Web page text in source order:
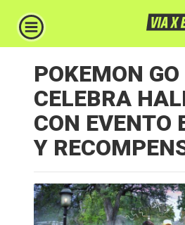
POKEMON GO
CELEBRA
CON EVENTO
Y